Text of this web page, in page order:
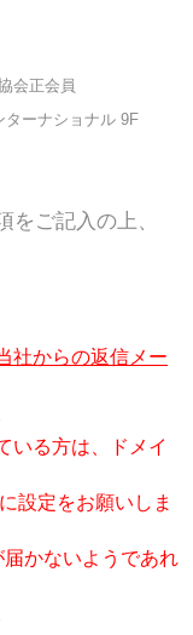
会正会員
ーナショナル 9F
ご記入の上、
社からの返信メー
いる方は、ドメイ
設定をお願いしま
かないようであれ